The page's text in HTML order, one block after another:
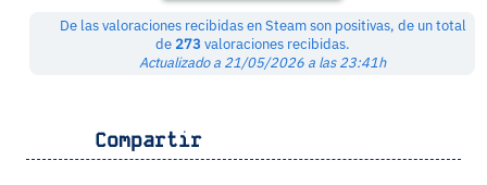
De las valoraciones recibidas en Steam son positivas, de un total
de 273 valoraciones recibidas.
Actualizado a 21/05/2026 a las 23:41h
Compartir